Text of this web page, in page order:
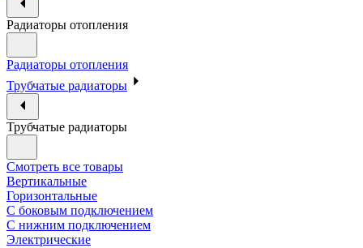
Радиаторы отопления
Радиаторы отопления
Трубчатые радиаторы
Трубчатые радиаторы
Смотреть все товары
Вертикальные
Горизонтальные
С боковым подключением
С нижним подключением
Электрические